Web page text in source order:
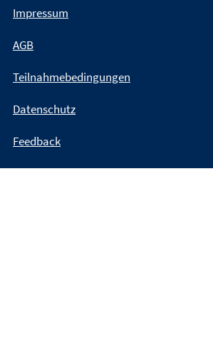
Impressum
AGB
Teilnahmebedingungen
Datenschutz
Feedback